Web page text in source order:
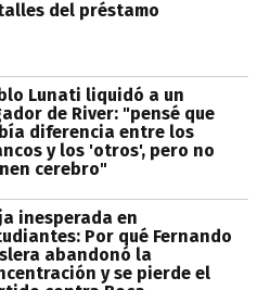
del préstamo
Lunati liquidó a un
de River: "pensé que
diferencia entre los
y los 'otros', pero no
cerebro"
inesperada en
Por qué Fernando
abandonó la
y se pierde el